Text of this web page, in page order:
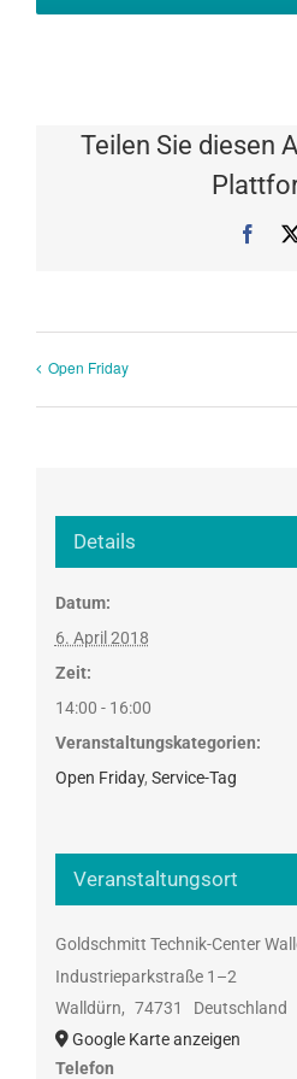
Teilen Sie diesen
Open Friday
Details
Datum:
6. April 2018
Zeit:
14:00 - 16:00
Veranstaltungskategorien:
Open Friday, Service-Tag
Veranstaltungsort
Goldschmitt Technik-Center
Industrieparkstraße 1–2
Walldürn, 74731
Deutschland
Google Karte anzeigen
Telefon